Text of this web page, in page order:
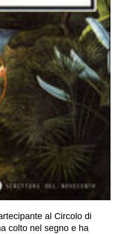
al Circolo di
colto nel segno e ha